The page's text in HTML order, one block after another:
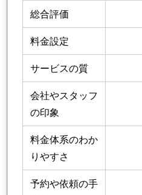
総合評価
料金設定
サービスの質
会社やスタッフ
の印象
料金体系のわか
りやすさ
予約や依頼の手